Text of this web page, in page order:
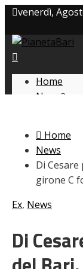
venerdì,
Privacy
Cookie
Home
News
Le
Interviste
Focus
Serie B
Video
Home
News
Di
girone C
Ex, News
Di